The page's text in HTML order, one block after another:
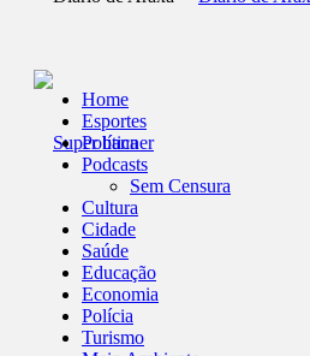
Home
Esportes
Política
Podcasts
Sem Censura
Cultura
Cidade
Saúde
Educação
Economia
Polícia
Turismo